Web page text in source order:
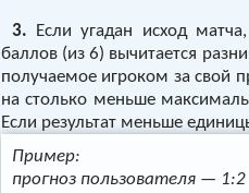
3. Если угадан исход
баллов (из 6) вычитается
получаемое игроком за свой
на столько меньше
Если результат меньше
Пример:
прогноз пользователя — 1:2